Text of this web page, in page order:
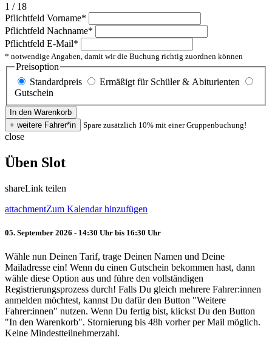
1 / 18
Pflichtfeld Vorname*
Pflichtfeld Nachname*
Pflichtfeld E-Mail*
* notwendige Angaben, damit wir die Buchung richtig zuordnen können
Preisoption
Standardpreis
Ermäßigt für Schüler & Abiturienten
Gutschein
Spare zusätzlich 10% mit einer Gruppenbuchung!
close
Üben Slot
shareLink teilen
attachmentZum Kalendar hinzufügen
05. September 2026 - 14:30 Uhr bis 16:30 Uhr
Wähle nun Deinen Tarif, trage Deinen Namen und Deine
Mailadresse ein! Wenn du einen Gutschein bekommen hast, dann
wähle diese Option aus und führe den vollständigen
Registrierungsprozess durch! Falls Du gleich mehrere Fahrer:innen
anmelden möchtest, kannst Du dafür den Button "Weitere
Fahrer:innen" nutzen. Wenn Du fertig bist, klickst Du den Button
"In den Warenkorb". Stornierung bis 48h vorher per Mail möglich.
Keine Mindestteilnehmerzahl.